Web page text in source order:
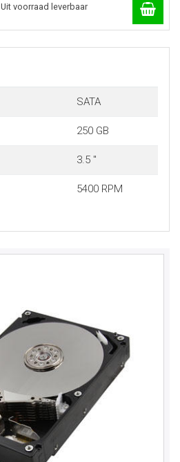
Uit voorraad leverbaar
SATA
250 GB
3.5 "
5400 RPM